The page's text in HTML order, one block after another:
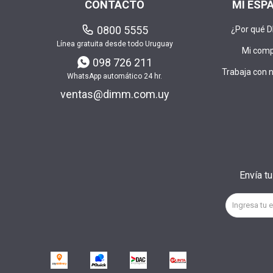
MI
¿Por qué
Mi
Trabaja con
CONTACTO
0800 5555
Línea gratuita desde todo Uruguay
098 726 211
WhatsApp automático 24 hr.
ventas@dimm.com.uy
Envía